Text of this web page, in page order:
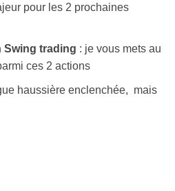
pour les 2 prochaines
Swing trading : je vous mets au
ces 2 actions
haussière enclenchée, mais